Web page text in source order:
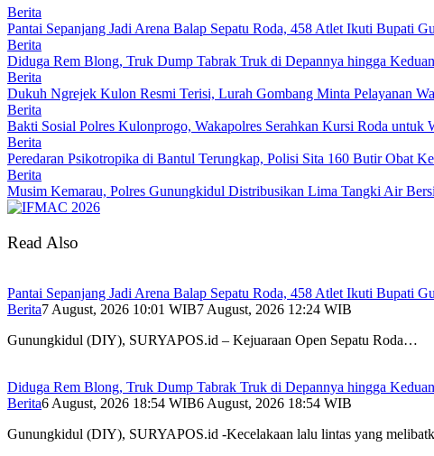
Berita
Pantai Sepanjang Jadi Arena Balap Sepatu Roda, 458 Atlet Ikuti Bupati
Berita
Diduga Rem Blong, Truk Dump Tabrak Truk di Depannya hingga
Berita
Dukuh Ngrejek Kulon Resmi Terisi, Lurah Gombang Minta Pelayanan
Berita
Bakti Sosial Polres Kulonprogo, Wakapolres Serahkan Kursi Roda untuk
Berita
Peredaran Psikotropika di Bantul Terungkap, Polisi Sita 160 Butir Obat
Berita
Musim Kemarau, Polres Gunungkidul Distribusikan Lima Tangki Air
Read Also
Pantai Sepanjang Jadi Arena Balap Sepatu Roda, 458 Atlet Ikuti Bupati
Berita7 August, 2026 10:01 WIB7 August, 2026 12:24 WIB
Gunungkidul (DIY), SURYAPOS.id – Kejuaraan Open Sepatu Roda…
Diduga Rem Blong, Truk Dump Tabrak Truk di Depannya hingga
Berita6 August, 2026 18:54 WIB6 August, 2026 18:54 WIB
Gunungkidul (DIY), SURYAPOS.id -Kecelakaan lalu lintas yang